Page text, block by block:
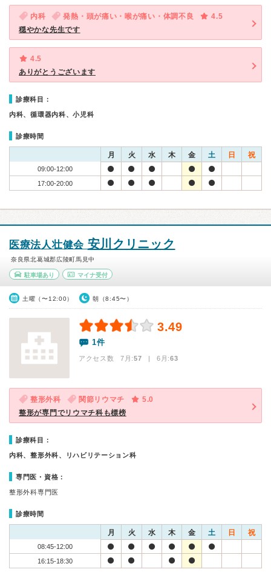
内科 発熱・頭が痛い・喉が痛い・体調不良
4.5
穏やかな先生です
4.5
ありがとうございます
診療科目：
内科、循環器内科、小児科
診療時間
月 火 水 木 金 土 日 祝
09:00-12:00
17:00-20:00
医療法人壮健会 安川クリニック
奈良県北葛城郡広陵町馬見中
駐車場あり マイナ受付
土曜（〜12:00） 朝（8:45〜）
3.49
1件
アクセス数 7月:57 | 6月:63
整形外科 関節リウマチ
5.0
整形が専門でリウマチ科も標榜
診療科目：
内科、整形外科、リハビリテーション科
専門医・資格：
整形外科専門医
診療時間
月 火 水 木 金 土 日 祝
08:45-12:00
16:15-18:30